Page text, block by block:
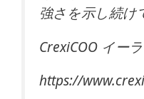
強さを示し続け
CrexiCOO イー
https://